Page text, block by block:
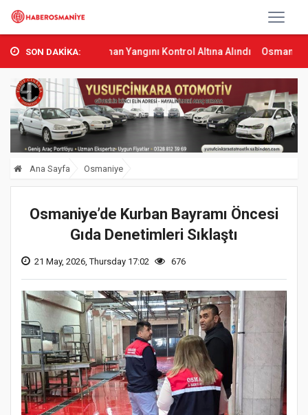
SON DAKİKA:
Orman Yangını Kontrol Altına Alındı Osmaniye’de Tren
Ana Sayfa Osmaniye
Osmaniye’de Kurban Bayramı Öncesi
Gıda Denetimleri Sıklaştı
21 May, 2026, Thursday 17:02 676